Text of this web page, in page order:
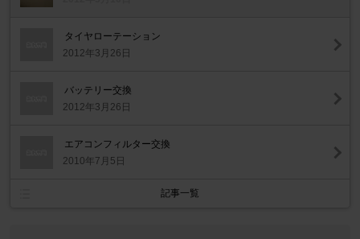
タイヤローテーション
2012年3月26日
バッテリー交換
2012年3月26日
エアコンフィルター交換
2010年7月5日
記事一覧